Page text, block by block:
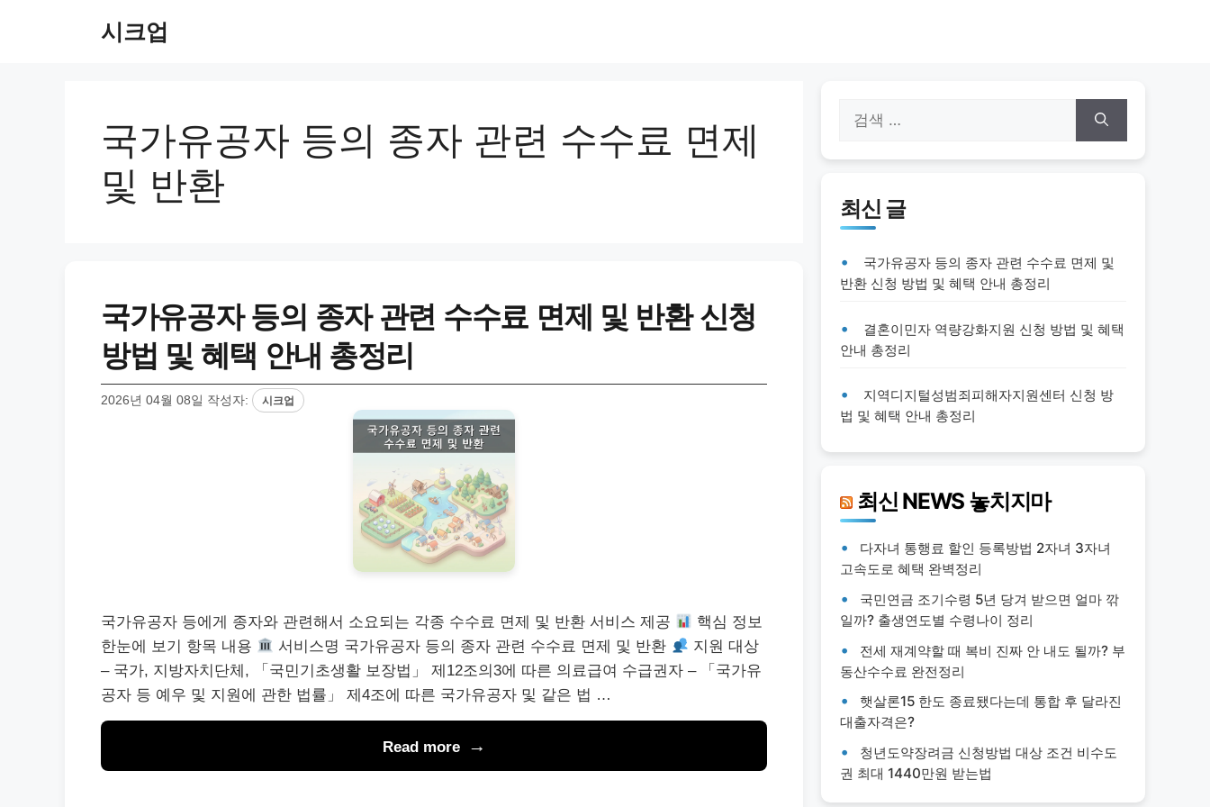
시크업
국가유공자 등의 종자 관련 수수료 면제
및 반환
국가유공자 등의 종자 관련 수수료 면제 및 반환 신청
방법 및 혜택 안내 총정리
2026년 04월 08일 작성자: 시크업
국가유공자 등에게 종자와 관련해서 소요되는 각종 수수료 면제 및 반환 서비스 제공
핵심 정보
한눈에 보기 항목 내용
서비스명 국가유공자 등의 종자 관련 수수료 면제 및 반환
지원 대상
– 국가, 지방자치단체, 「국민기초생활 보장법」 제12조의3에 따른 의료급여 수급권자 – 「국가유
공자 등 예우 및 지원에 관한 법률」 제4조에 따른 국가유공자 및 같은 법 …
Read more
색:
최신 글
국가유공자 등의 종자 관련 수수료 면제 및
반환 신청 방법 및 혜택 안내 총정리
결혼이민자 역량강화지원 신청 방법 및 혜택
안내 총정리
지역디지털성범죄피해자지원센터 신청 방
법 및 혜택 안내 총정리
최신 NEWS 놓치지마
다자녀 통행료 할인 등록방법 2자녀 3자녀
고속도로 혜택 완벽정리
국민연금 조기수령 5년 당겨 받으면 얼마 깎
일까? 출생연도별 수령나이 정리
전세 재계약할 때 복비 진짜 안 내도 될까? 부
동산수수료 완전정리
햇살론15 한도 종료됐다는데 통합 후 달라진
대출자격은?
청년도약장려금 신청방법 대상 조건 비수도
권 최대 1440만원 받는법